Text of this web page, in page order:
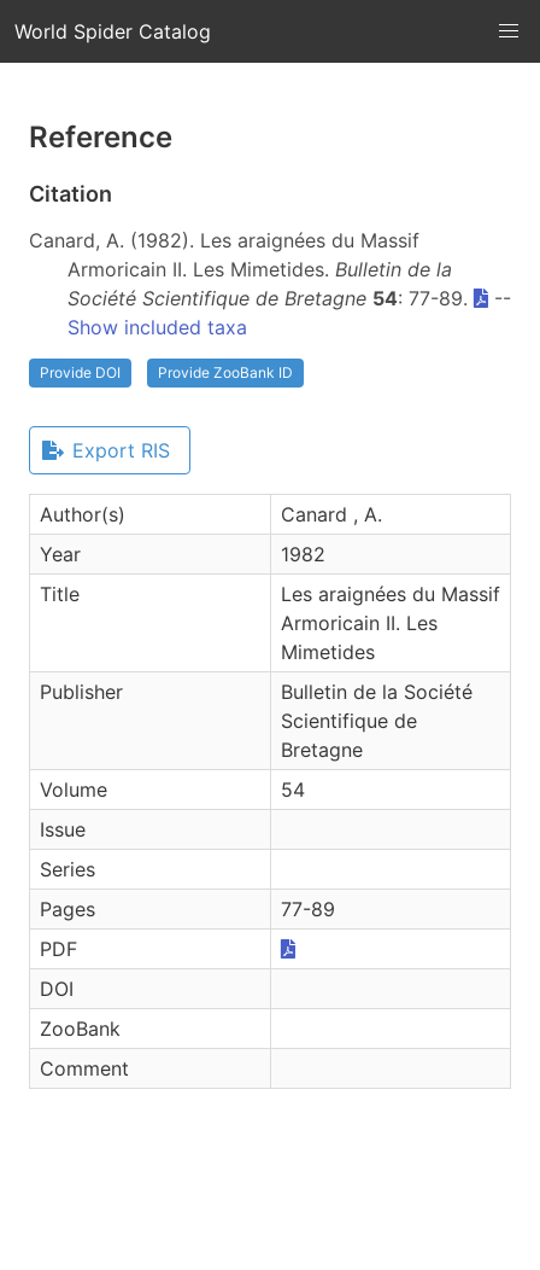
World Spider Catalog
Reference
Citation
Canard, A. (1982). Les araignées du Massif
Armoricain II. Les Mimetides. Bulletin de la
Société Scientifique de Bretagne 54: 77-89.
--
Show included taxa
Provide DOI Provide ZooBank ID
Export RIS
Author(s)
Canard , A.
Year
1982
Title
Les araignées du Massif
Armoricain II. Les
Mimetides
Publisher
Bulletin de la Société
Scientifique de
Bretagne
Volume
54
Issue
Series
Pages
77-89
PDF
DOI
ZooBank
Comment